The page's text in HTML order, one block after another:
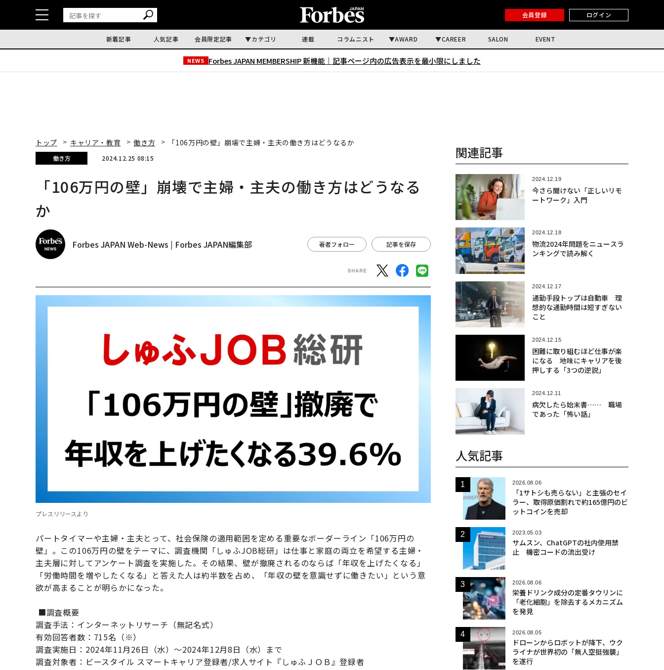
会員登録 ログイン
新着記事 人気記事 会員限定記事 カテゴリ 連載 コラムニスト AWARD CAREER SALON EVENT
NEWS Forbes JAPAN MEMBERSHIP 新機能｜ 記事ページ内の広告表示を最小限にしました
トップ キャリア・教育 働き方 「106万円の壁」崩壊で主婦・主夫の働き方はどうなるか
働き方 2024.12.25 08:15
「106万円の壁」崩壊で主婦・主夫の働き方はどうなる
か
Forbes JAPAN Web-News | Forbes JAPAN編集部 著者フォロー 記事を保存
プレスリリースより
パートタイマーや主婦・主夫とって、社会保険の適用範囲を定める重要なボーダーライン「106万円の
壁」。この106万円の壁をテーマに、調査機関「しゅふJOB総研」は仕事と家庭の両立を希望する主婦・
主夫層に対してアンケート調査を実施した。その結果、壁が撤廃されるのならば「年収を上げたくなる」
「労働時間を増やしたくなる」と答えた人は約半数を占め、「年収の壁を意識せずに働きたい」という意
欲が高まることが明らかになった。
■調査概要
調査手法：インターネットリサーチ（無記名式）
有効回答者数：715名（※）
調査実施日：2024年11月26日（水）～2024年12月8日（水）まで
調査対象者：ビースタイル スマートキャリア登録者/求人サイト『しゅふＪＯＢ』登録者
関連記事
2024.12.19
今さら聞けない「正しいリモ
ートワーク」入門
2024.12.18
物流2024年問題をニュースラ
ンキングで読み解く
2024.12.17
通勤手段トップは自動車 理
想的な通勤時間は短すぎない
こと
2024.12.15
困難に取り組むほど仕事が楽
になる 地味にキャリアを後
押しする「3つの逆説」
2024.12.11
病欠したら始末書…… 職場
であった「怖い話」
人気記事
2026.08.06
「1サトシも売らない」と主張のセイ
ラー、取得原価割れで約165億円のビ
ットコインを売却
2023.05.03
サムスン、ChatGPTの社内使用禁
止 機密コードの流出受け
2026.08.06
栄養ドリンク成分の定番タウリンに
「老化細胞」を除去するメカニズム
を発見
2026.08.05
ドローンからロボットが降下、ウク
ライナが世界初の「無人空挺強襲」
を遂行